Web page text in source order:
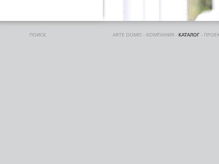
ПОИСК ARTE DOMO - КОМПАНИЯ - КАТАЛОГ -